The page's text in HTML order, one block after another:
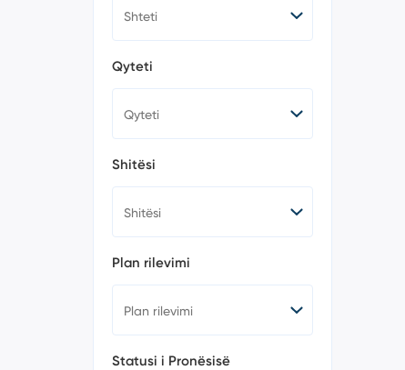
Qyteti
Shitësi
Plan rilevimi
Statusi i Pronësisë